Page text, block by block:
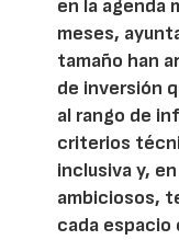
en la agenda
meses,
tamaño han
de inversión
al rango de
criterios
inclusiva y,
ambiciosos,
cada espacio